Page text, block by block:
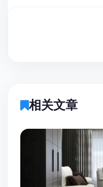
相关文章